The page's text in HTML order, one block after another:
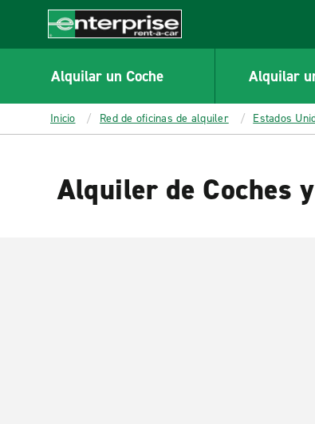
CONTENT
Enterprise
Alquilar un Coche Alquilar
Inicio Red de oficinas de alquiler Estados
Alquiler de Coches